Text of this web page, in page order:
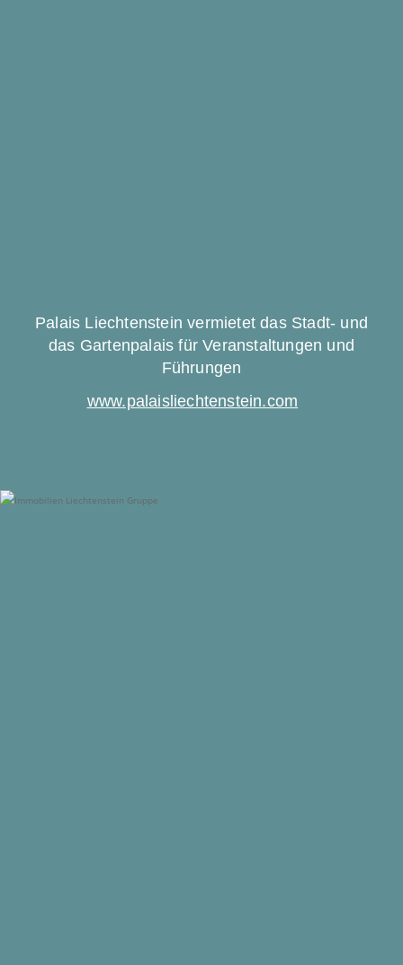
Palais Liechtenstein vermietet das Stadt- und
das Gartenpalais für Veranstaltungen und
Führungen
www.palaisliechtenstein.com